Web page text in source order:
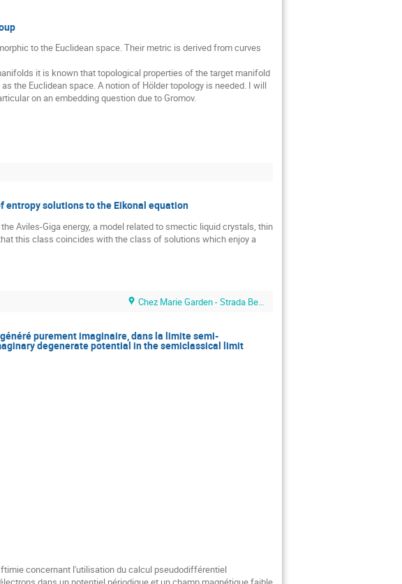
to the Euclidean space. Their metric is derived from curves
it is known that topological properties of the target manifold
the Euclidean space. A notion of Hölder topology is needed. I will
on an embedding question due to Gromov.
solutions to the Eikonal equation
Aviles-Giga energy, a model related to smectic liquid crystals, thin
this class coincides with the class of solutions which enjoy a
Chez Marie Garden - Strada Berthelot 44
purement imaginaire, dans la limite semi-
degenerate potential in the semiclassical limit
concernant l'utilisation du calcul pseudodifférentiel